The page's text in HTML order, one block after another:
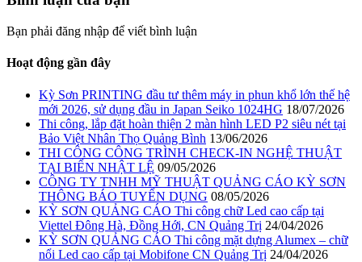
Bạn phải đăng nhập để viết bình luận
Hoạt động gần đây
Kỳ Sơn PRINTING đầu tư thêm máy in phun khổ lớn thế hệ
mới 2026, sử dụng đầu in Japan Seiko 1024HG 18/07/2026
Thi công, lắp đặt hoàn thiện 2 màn hình LED P2 siêu nét tại
Bảo Việt Nhân Thọ Quảng Bình 13/06/2026
THI CÔNG CÔNG TRÌNH CHECK-IN NGHỆ THUẬT
TẠI BIỂN NHẬT LỆ 09/05/2026
CÔNG TY TNHH MỸ THUẬT QUẢNG CÁO KỲ SƠN
THÔNG BÁO TUYỂN DỤNG 08/05/2026
KỲ SƠN QUẢNG CÁO Thi công chữ Led cao cấp tại
Viettel Đông Hà, Đồng Hới, CN Quảng Trị 24/04/2026
KỲ SƠN QUẢNG CÁO Thi công mặt dựng Alumex – chữ
nổi Led cao cấp tại Mobifone CN Quảng Trị 24/04/2026